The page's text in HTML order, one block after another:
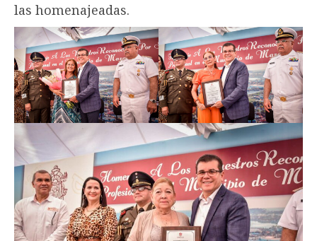
las homenajeadas.